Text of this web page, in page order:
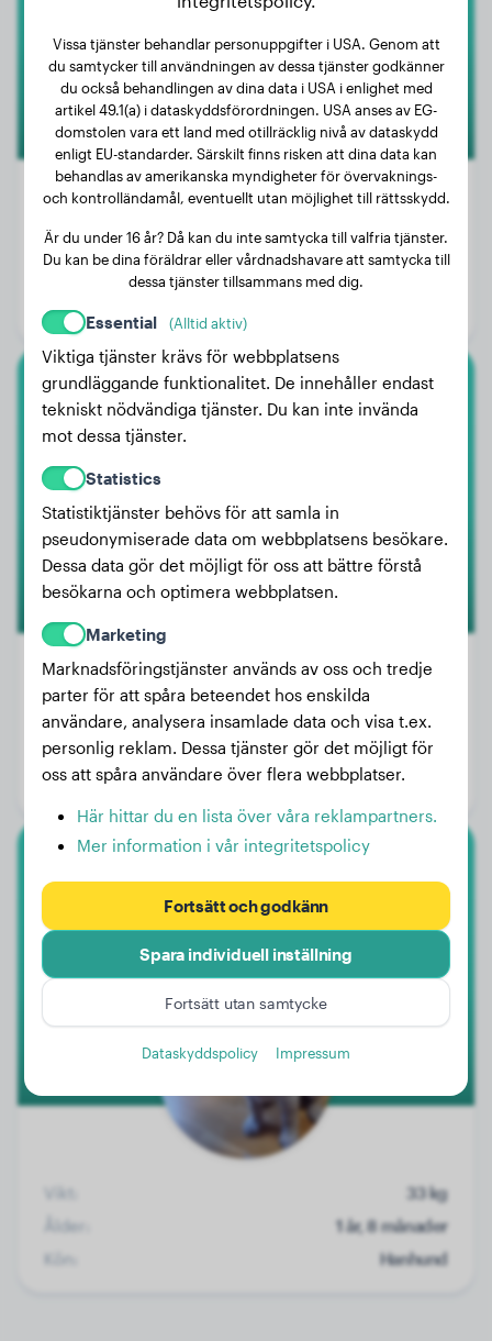
Vikt:
10 kg
Kön:
Husky
Vikt:
22 kg
Ålder:
1 år, 10 månader
Kön:
Hanhund
King
Vikt:
33 kg
Ålder:
1 år, 8 månader
Kön:
Hanhund
Vissa tjänster behandlar personuppgifter i USA. Genom att
du samtycker till användningen av dessa tjänster godkänner
du också behandlingen av dina data i USA i enlighet med
artikel 49.1(a) i dataskyddsförordningen. USA anses av EG-
domstolen vara ett land med otillräcklig nivå av dataskydd
enligt EU-standarder. Särskilt finns risken att dina data kan
behandlas av amerikanska myndigheter för övervaknings-
och kontrolländamål, eventuellt utan möjlighet till rättsskydd.
Är du under 16 år? Då kan du inte samtycka till valfria tjänster.
Du kan be dina föräldrar eller vårdnadshavare att samtycka till
dessa tjänster tillsammans med dig.
Essential (Alltid aktiv)
Viktiga tjänster krävs för webbplatsens
grundläggande funktionalitet. De innehåller endast
tekniskt nödvändiga tjänster. Du kan inte invända
mot dessa tjänster.
Statistics
Statistiktjänster behövs för att samla in
pseudonymiserade data om webbplatsens besökare.
Dessa data gör det möjligt för oss att bättre förstå
besökarna och optimera webbplatsen.
Marketing
Marknadsföringstjänster används av oss och tredje
parter för att spåra beteendet hos enskilda
användare, analysera insamlade data och visa t.ex.
personlig reklam. Dessa tjänster gör det möjligt för
oss att spåra användare över flera webbplatser.
Här hittar du en lista över våra reklampartners.
Mer information i vår integritetspolicy
Fortsätt och godkänn
Spara individuell inställning
Fortsätt utan samtycke
Dataskyddspolicy Impressum